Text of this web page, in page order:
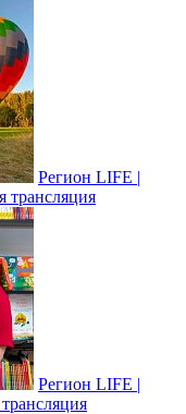
Регион LIFE |
Регион LIFE |